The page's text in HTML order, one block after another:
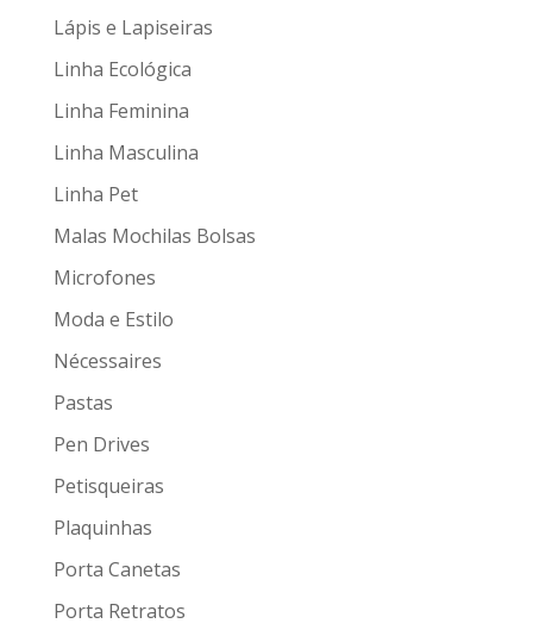
Lápis e Lapiseiras
Linha Ecológica
Linha Feminina
Linha Masculina
Linha Pet
Malas Mochilas Bolsas
Microfones
Moda e Estilo
Nécessaires
Pastas
Pen Drives
Petisqueiras
Plaquinhas
Porta Canetas
Porta Retratos